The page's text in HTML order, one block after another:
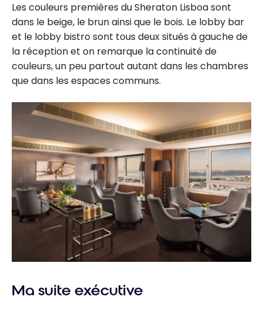
Les couleurs premières du Sheraton Lisboa sont
dans le beige, le brun ainsi que le bois. Le lobby bar
et le lobby bistro sont tous deux situés à gauche de
la réception et on remarque la continuité de
couleurs, un peu partout autant dans les chambres
que dans les espaces communs.
Ma suite exécutive